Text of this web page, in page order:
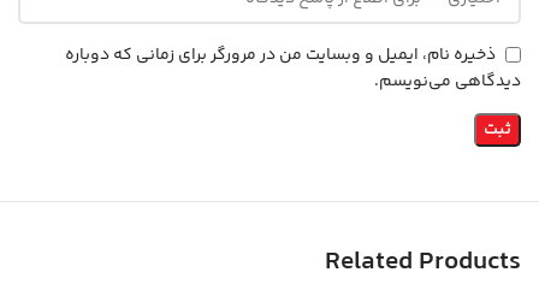
ذخیره نام، ایمیل و وبسایت من در مرورگر برای زمانی که دوباره
دیدگاهی می‌نویسم.
Related Products